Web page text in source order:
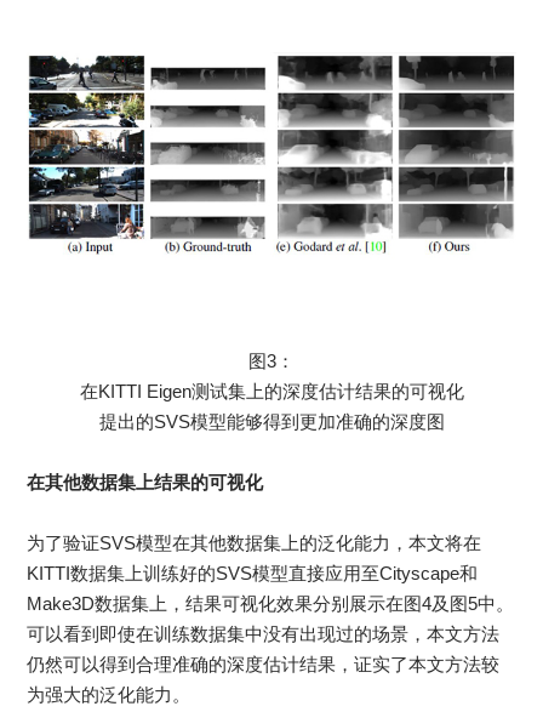
图3：
在KITTI Eigen测试集上的深度估计结果的可视化
提出的SVS模型能够得到更加准确的深度图
在其他数据集上结果的可视化
为了验证SVS模型在其他数据集上的泛化能力，本文将在
KITTI数据集上训练好的SVS模型直接应用至Cityscape和
Make3D数据集上，结果可视化效果分别展示在图4及图5中。
可以看到即使在训练数据集中没有出现过的场景，本文方法
仍然可以得到合理准确的深度估计结果，证实了本文方法较
为强大的泛化能力。